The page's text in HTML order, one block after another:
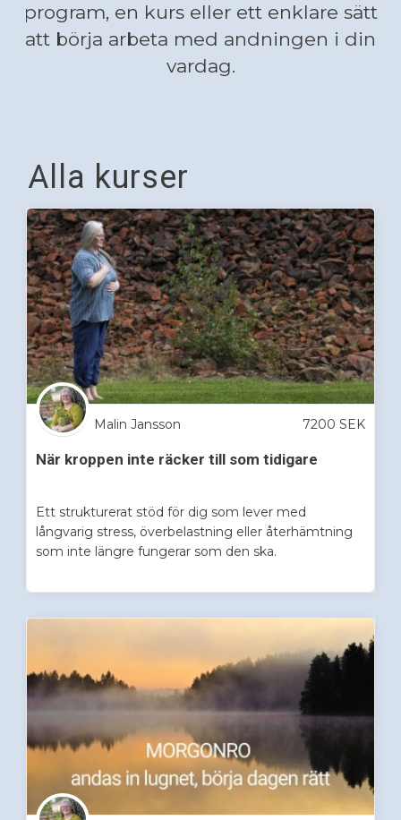
program, en kurs eller ett enklare sätt
att börja arbeta med andningen i din
vardag.
Alla kurser
Malin Jansson 7200 SEK
När kroppen inte räcker till som tidigare
Ett strukturerat stöd för dig som lever med
långvarig stress, överbelastning eller återhämtning
som inte längre fungerar som den ska.